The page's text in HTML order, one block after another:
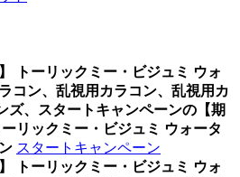
トーリックミー・ビジュミ ウォ
コン、乱視用カラコン、乱視用カ
ズ、スタートキャンペーンの【期
リックミー・ビジュミ ウォータ
スタートキャンペーン
トーリックミー・ビジュミ ウォ